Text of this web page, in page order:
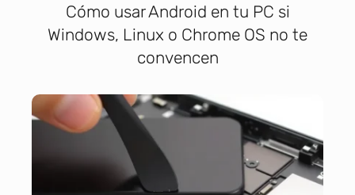
Cómo usar Android en tu PC si
Windows, Linux o Chrome OS no te
convencen